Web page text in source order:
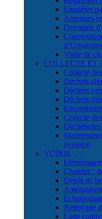
Enquêtes
Antennes-
Demande
Visite de
COLLECTE ET
Collecte
Déchets
Déchets
Déchets
Collecte
livraison
VOIRIE
Chantier :
Dépôt de
Nettoyage
Lutte